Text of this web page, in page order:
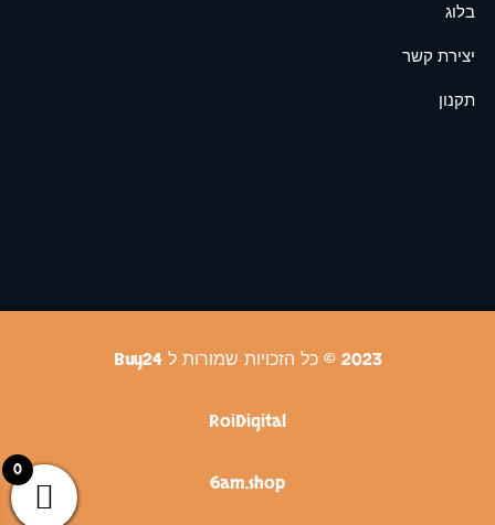
בלוג
יצירת קשר
תקנון
2023 © כל הזכויות שמורות ל Buy24
RoiDigital
6am.shop
0